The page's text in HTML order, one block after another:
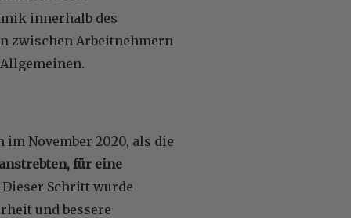
innerhalb des
zwischen Arbeitnehmern
November 2020, als die
für eine
Schritt wurde
und bessere